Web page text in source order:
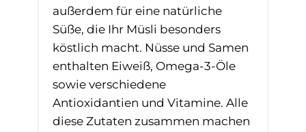
außerdem für eine natürliche
Süße, die Ihr Müsli besonders
köstlich macht. Nüsse und Samen
enthalten Eiweiß, Omega-3-Öle
sowie verschiedene
Antioxidantien und Vitamine. Alle
diese Zutaten zusammen machen